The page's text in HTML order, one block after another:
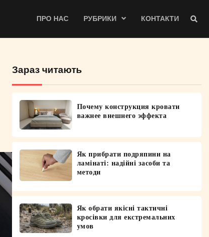
ПРО НАС РУБРИКИ КОНТАКТИ
Зараз читають
Почему конструкция кровати
важнее внешнего эффекта
Як прибрати подряпини на
ламінаті: надійні засоби та
методи
Як обрати якісні тактичні
кросівки для екстремальних
умов